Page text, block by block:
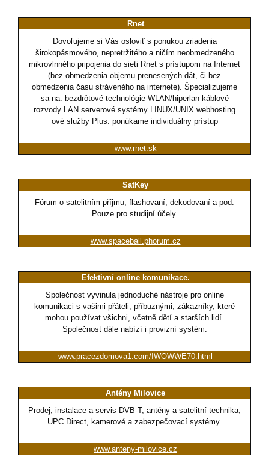
Rnet
Dovoľujeme si Vás osloviť s ponukou zriadenia
širokopásmového, nepretržitého a ničím neobmedzeného
mikrovlnného pripojenia do sieti Rnet s prístupom na Internet
(bez obmedzenia objemu prenesených dát, či bez
obmedzenia času stráveného na internete). Špecializujeme
sa na: bezdrôtové technológie WLAN/hiperlan káblové
rozvody LAN serverové systémy LINUX/UNIX webhosting
ové služby Plus: ponúkame individuálny prístup
www.rnet.sk
SatKey
Fórum o satelitním příjmu, flashovaní, dekodovaní a pod.
Pouze pro studijní účely.
www.spaceball.phorum.cz
Efektivní online komunikace.
Společnost vyvinula jednoduché nástroje pro online
komunikaci s vašimi přáteli, příbuznými, zákazníky, které
mohou používat všichni, včetně dětí a starších lidí.
Společnost dále nabízí i provizní systém.
www.pracezdomova1.com/IWOWWE70.html
Antény Milovice
Prodej, instalace a servis DVB-T, antény a satelitní technika,
UPC Direct, kamerové a zabezpečovací systémy.
www.anteny-milovice.cz